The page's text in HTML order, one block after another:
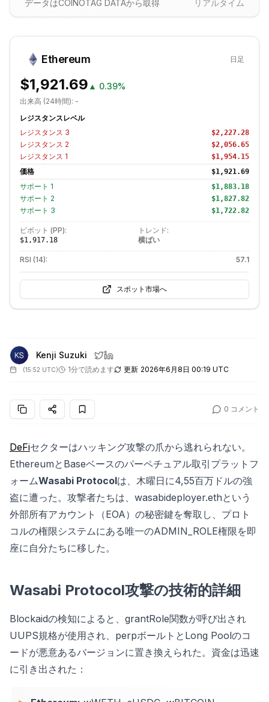
データはCOINOTAG DATAから取得 リアルタイム
Ethereum 日足
$1,921.69 ▲ 0.39%
出来高 (24時間): -
レジスタンスレベル
レジスタンス 3 $2,227.28
レジスタンス 2 $2,056.65
レジスタンス 1 $1,954.15
価格 $1,921.69
サポート 1 $1,883.18
サポート 2 $1,827.82
サポート 3 $1,722.82
ピボット (PP):
$1,917.18
トレンド:
横ばい
RSI (14): 57.1
スポット市場へ
Kenji Suzuki
(15:52 UTC) 1分で読めます 更新 2026年6月8日 00:19 UTC
0 コメント
DeFiセクターはハッキング攻撃の爪から逃れられない。
EthereumとBaseベースのパーペチュアル取引プラットフ
ォームWasabi Protocolは、木曜日に4,55百万ドルの強
盗に遭った。攻撃者たちは、wasabideployer.ethという
外部所有アカウント（EOA）の秘密鍵を奪取し、プロト
コルの権限システムにある唯一のADMIN_ROLE権限を即
座に自分たちに移した。
Wasabi Protocol攻撃の技術的詳細
Blockaidの検知によると、grantRole関数が呼び出され
UUPS規格が使用され、perpボールトとLong Poolのコ
ードが悪意あるバージョンに置き換えられた。資金は迅速
に引き出された：